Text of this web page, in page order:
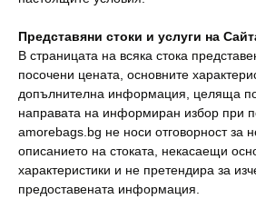
Представяни стоки и услуги на
В страницата на всяка стока
посочени цената, основните
допълнителна информация, целяща
направата на информиран избор при
amorebags.bg не носи отговорност за
описанието на стоката, некасаещи
характеристики и не претендира за
предоставената информация.